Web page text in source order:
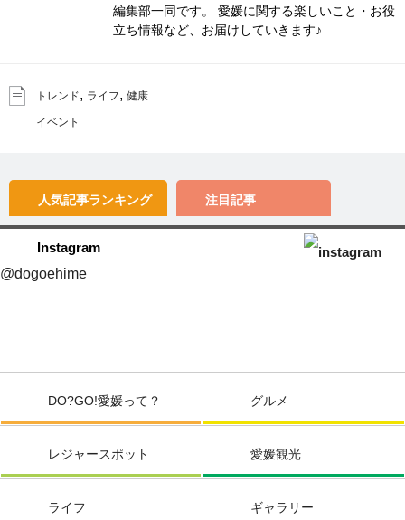
編集部一同です。 愛媛に関する楽しいこと・お役
立ち情報など、お届けしていきます♪
トレンド, ライフ, 健康
イベント
人気記事ランキング 注目記事
Instagram
@dogoehime
DO?GO!愛媛って？ グルメ
レジャースポット 愛媛観光
ライフ ギャラリー